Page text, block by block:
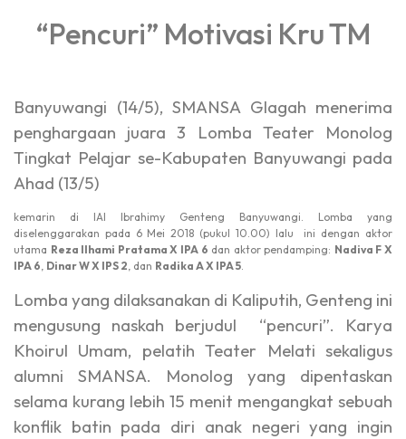
“Pencuri” Motivasi Kru TM
Banyuwangi (14/5), SMANSA Glagah menerima
penghargaan juara 3 Lomba Teater Monolog
Tingkat Pelajar se-Kabupaten Banyuwangi pada
Ahad (13/5)
kemarin di IAI Ibrahimy Genteng Banyuwangi. Lomba yang
diselenggarakan pada 6 Mei 2018 (pukul 10.00) lalu ini dengan aktor
utama Reza Ilhami Pratama X IPA 6 dan aktor pendamping: Nadiva F X
IPA 6 Dinar W X IPS 2 , dan Radika A X IPA 5
Lomba yang dilaksanakan di Kaliputih, Genteng ini
mengusung naskah berjudul “pencuri”. Karya
Khoirul Umam, pelatih Teater Melati sekaligus
alumni SMANSA. Monolog yang dipentaskan
selama kurang lebih 15 menit mengangkat sebuah
konflik batin pada diri anak negeri yang ingin